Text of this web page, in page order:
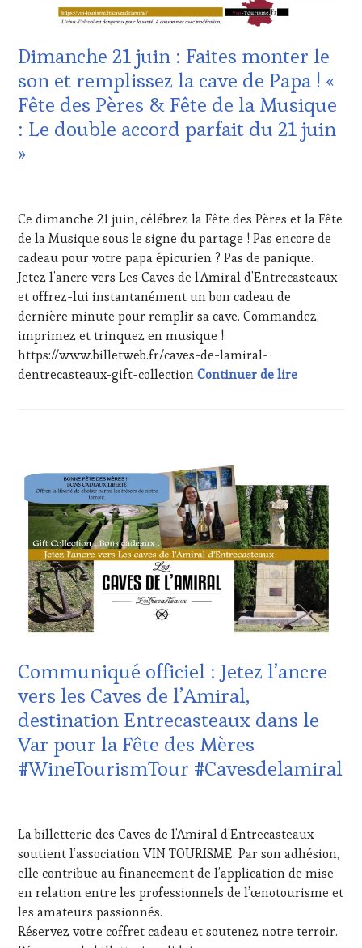
ADHÉRENT,
INVITATIONS
DÉGUSTATIONS,
WINE
TASTING,
JEU,
MÉDIAS,
TV,
WEB,
OENOTOURISME
PARTENAIRES
VIN
TOURISME,
PRODUCTEURS
TERROIR,
TASTING
MOVIE,
VAR,
TOURISM
TOUR,
WINE
TOURISM
TOUR
MOVIE,
WINETASTINGVOUCHER.COM
Dimanche 21 juin : Faites monter le
son et remplissez la cave de Papa ! «
Fête des Pères & Fête de la Musique
: Le double accord parfait du 21 juin
»
2026
Ce dimanche 21 juin, célébrez la Fête des Pères et la Fête
de la Musique sous le signe du partage ! Pas encore de
cadeau pour votre papa épicurien ? Pas de panique.
Jetez l’ancre vers Les Caves de l’Amiral d’Entrecasteaux
et offrez-lui instantanément un bon cadeau de
dernière minute pour remplir sa cave. Commandez,
imprimez et trinquez en musique !
https://www.billetweb.fr/caves-de-lamiral-
dentrecasteaux-gift-collectionContinuer de lireDimanche
HORS
ZONE
DE
CONFORT,
CLUB
WINE
TASTING
VOUCHER,
CÔTES-
CULTURAL
DOMAINE
VITICOLE,
ADHÉRENT,
VIN
TOURISME,
DU
VIN
ET
LA
HAUTE
GASTRONOMIE
Communiqué officiel : Jetez l’ancre
vers les Caves de l’Amiral,
destination Entrecasteaux dans le
Var pour la Fête des Mères
#WineTourismTour #Cavesdelamiral
2026
La billetterie des Caves de l’Amiral d’Entrecasteaux
soutient l’association VIN TOURISME. Par son adhésion,
elle contribue au financement de l’application de mise
en relation entre les professionnels de l’œnotourisme et
les amateurs passionnés.
Réservez votre coffret cadeau et soutenez notre terroir.